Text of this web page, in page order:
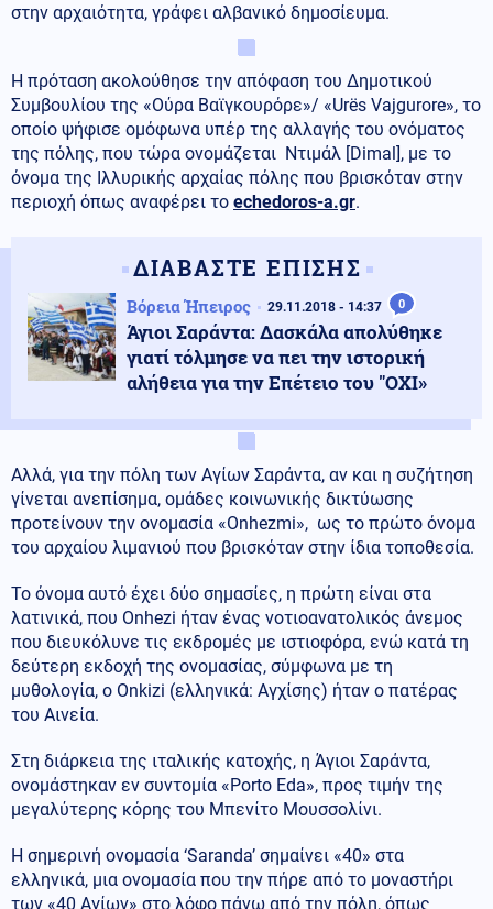
στην αρχαιότητα, γράφει αλβανικό δημοσίευμα.
Η πρόταση ακολούθησε την απόφαση του Δημοτικού
Συμβουλίου της «Ούρα Βαϊγκουρόρε»/ «Urës Vajgurore», το
οποίο ψήφισε ομόφωνα υπέρ της αλλαγής του ονόματος
της πόλης, που τώρα ονομάζεται Ντιμάλ [Dimal], με το
όνομα της Ιλλυρικής αρχαίας πόλης που βρισκόταν στην
περιοχή όπως αναφέρει το echedoros-a.gr.
ΔΙΑΒΑΣΤΕ ΕΠΙΣΗΣ
Βόρεια Ήπειρος 29.11.2018 - 14:37 0
Άγιοι Σαράντα: Δασκάλα απολύθηκε
γιατί τόλμησε να πει την ιστορική
αλήθεια για την Επέτειο του "ΟΧΙ»
Αλλά, για την πόλη των Αγίων Σαράντα, αν και η συζήτηση
γίνεται ανεπίσημα, ομάδες κοινωνικής δικτύωσης
προτείνουν την ονομασία «Onhezmi», ως το πρώτο όνομα
του αρχαίου λιμανιού που βρισκόταν στην ίδια τοποθεσία.
Το όνομα αυτό έχει δύο σημασίες, η πρώτη είναι στα
λατινικά, που Onhezi ήταν ένας νοτιοανατολικός άνεμος
που διευκόλυνε τις εκδρομές με ιστιοφόρα, ενώ κατά τη
δεύτερη εκδοχή της ονομασίας, σύμφωνα με τη
μυθολογία, ο Onkizi (ελληνικά: Αγχίσης) ήταν ο πατέρας
του Αινεία.
Στη διάρκεια της ιταλικής κατοχής, η Άγιοι Σαράντα,
ονομάστηκαν εν συντομία «Porto Eda», προς τιμήν της
μεγαλύτερης κόρης του Μπενίτο Μουσσολίνι.
Η σημερινή ονομασία ‘Saranda’ σημαίνει «40» στα
ελληνικά, μια ονομασία που την πήρε από το μοναστήρι
των «40 Αγίων» στο λόφο πάνω από την πόλη, όπως